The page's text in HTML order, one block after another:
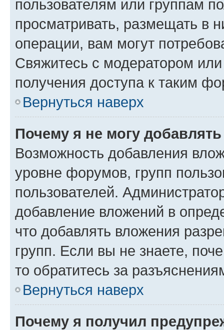
пользователям или группам
просматривать, размещать в
операции, вам могут
Свяжитесь с модератором
получения доступа к таким
Вернуться наверх
Почему я не могу
Возможность добавления
уровне форумов, групп
пользователей.
добавление вложений в
что добавлять вложения
групп. Если вы не знаете,
то обратитесь за
Вернуться наверх
Почему я получил